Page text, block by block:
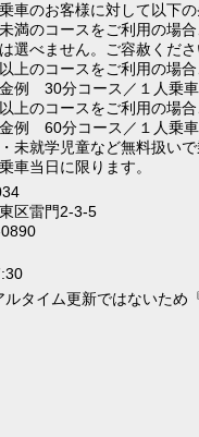
車のお客様に対して以下の
満のコースをご利用の場
べません。ご容赦くださ
上のコースをご利用の場
30分コース／１人乗車
上のコースをご利用の場
60分コース／１人乗車
未就学児童など無料扱い
車当日に限ります。
区雷門2-3-5
ルタイム更新ではないため